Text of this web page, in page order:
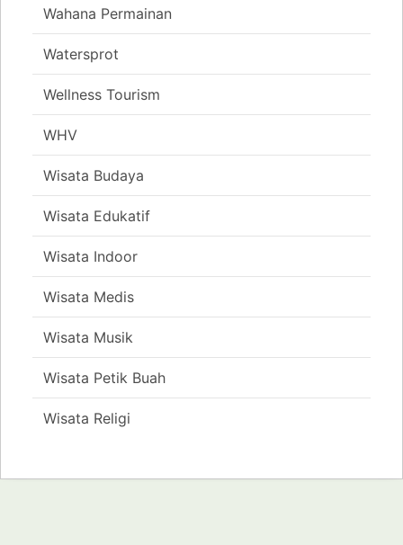
Wahana Permainan
Watersprot
Wellness Tourism
WHV
Wisata Budaya
Wisata Edukatif
Wisata Indoor
Wisata Medis
Wisata Musik
Wisata Petik Buah
Wisata Religi